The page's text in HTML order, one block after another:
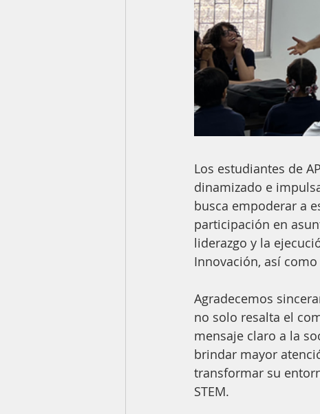
Los estudiantes de
dinamizado e
busca empoderar a
participación en
liderazgo y la
Innovación, así
Agradecemos
no solo resalta el
mensaje claro a la
brindar mayor
transformar su
STEM.